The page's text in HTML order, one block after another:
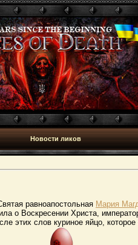
Новости ликов
равноапостольная Мария
о Воскресении Христа,
этих слов куриное яйцо,